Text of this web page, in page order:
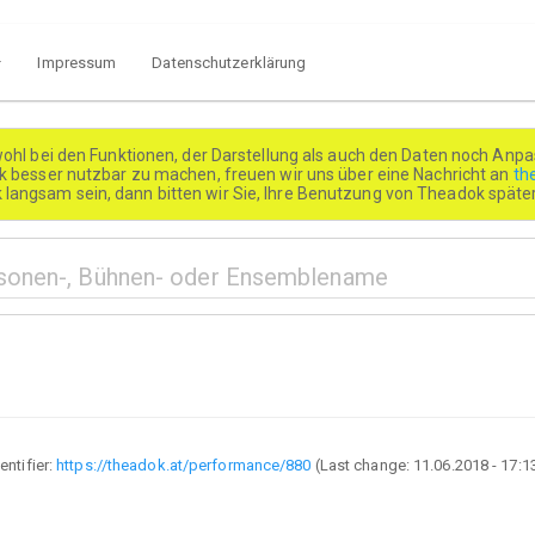
Impressum Datenschutzerklärung
bei den Funktionen, der Darstellung als auch den Daten noch
besser nutzbar zu machen, freuen wir uns über eine Nachricht an
sein, dann bitten wir Sie, Ihre Benutzung von Theadok
https://theadok.at/performance/880 (Last change: 11.06.2018 -